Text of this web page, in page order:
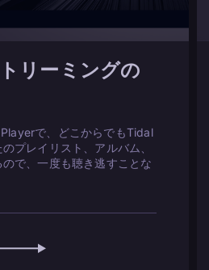
リーミングの
で、どこからでもTidal
プレイリスト、アルバム、
で、一度も聴き逃すことな